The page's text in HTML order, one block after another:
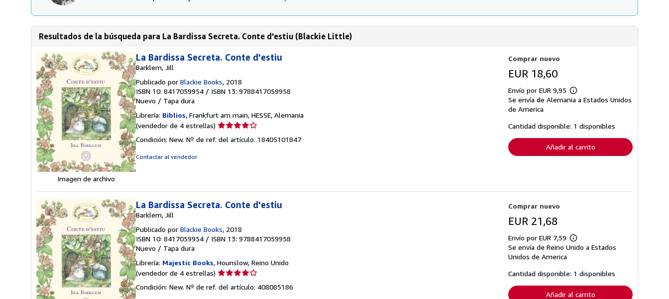
Resultados de la búsqueda para La Bardissa Secreta. Conte d'estiu (Blackie Little)
Imagen de archivo
La Bardissa Secreta. Conte d'estiu
Barklem, Jill
Publicado por Blackie Books, 2018
ISBN 10: 8417059954 / ISBN 13: 9788417059958
Nuevo / Tapa dura
Librería: Biblios, Frankfurt am main, HESSE, Alemania
(vendedor de 4 estrellas) Calificación
vendedor:
Condición: New. Nº de ref. del artículo: 18405101847
Contactar al vendedor
Comprar nuevo
EUR 18,60
Envío por EUR 9,95
Más
información
tarifas
de
envío
Se envía de Alemania a Estados Unidos
de America
Cantidad disponible: 1 disponibles
Añadir al carrito
La Bardissa Secreta. Conte d'estiu
Barklem, Jill
Publicado por Blackie Books, 2018
ISBN 10: 8417059954 / ISBN 13: 9788417059958
Nuevo / Tapa dura
Librería: Majestic Books, Hounslow, Reino Unido
(vendedor de 4 estrellas) Calificación
vendedor:
Condición: New. Nº de ref. del artículo: 408085186
Comprar nuevo
EUR 21,68
Envío por EUR 7,59
Más
información
tarifas
de
envío
Se envía de Reino Unido a Estados
Unidos de America
Cantidad disponible: 1 disponibles
Añadir al carrito